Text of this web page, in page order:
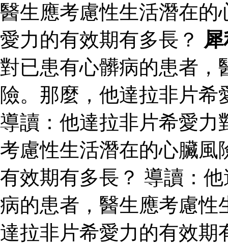
醫生應考慮性生活潛在的
愛力的有效期有多長？
對已患有心髒病的患者，
險。那麼，他達拉非片
導讀：他達拉非片希愛力
考慮性生活潛在的心臟風
有效期有多長？ 導讀：
病的患者，醫生應考慮性
達拉非片希愛力的有效期